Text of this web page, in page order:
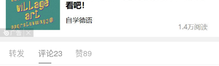
生活中像荥阳哪里有算命的高人？都是很常见
转发 评论23 赞89